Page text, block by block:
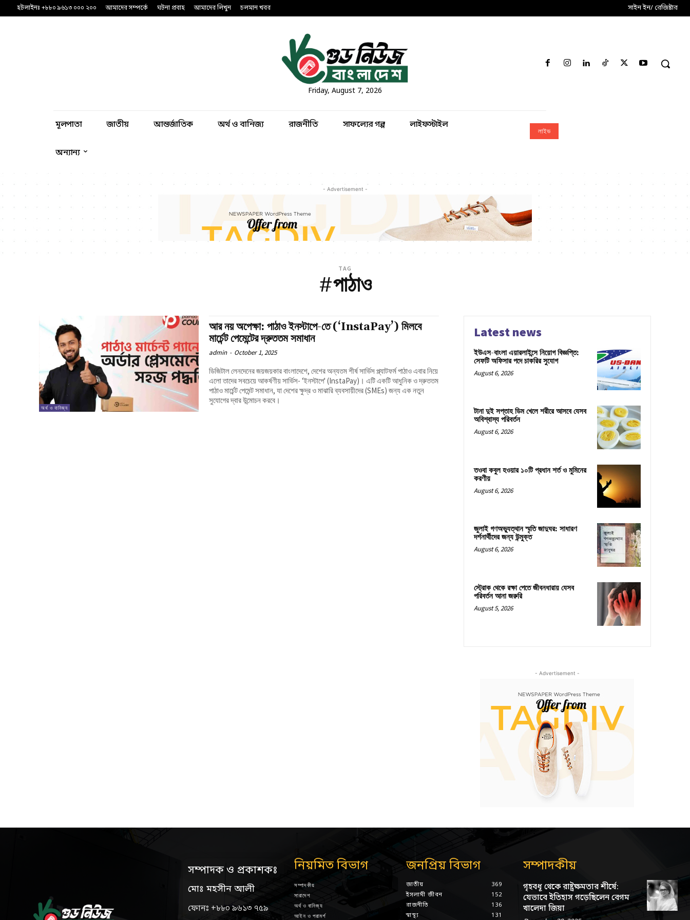
হটলাইনঃ +৮৮০ ৯৬১৩ ০০০ ২০০ আমাদের সম্পর্কে ঘটনা প্রবাহ আমাদের লিখুন চলমান খবর সাইন ইন/ রেজিষ্টার
Friday, August 7, 2026
মূলপাতা জাতীয় আন্তর্জাতিক অর্থ ও বানিজ্য রাজনীতি সাফল্যের গল্প লাইফস্টাইল
অন্যান্য
লাইভ
- Advertisement -
TAG
#পাঠাও
অর্থ ও বানিজ্য
আর নয় অপেক্ষা: পাঠাও ইনস্টাপে-তে (‘InstaPay’) মিলবে
মার্চেন্ট পেমেন্টের দ্রুততম সমাধান
admin - October 1, 2025
ডিজিটাল লেনদেনের জয়জয়কার বাংলাদেশে, দেশের অন্যতম শীর্ষ সার্ভিস প্ল্যাটফর্ম পাঠাও এবার নিয়ে
এলো তাদের সবচেয়ে আকর্ষণীয় সার্ভিস- 'ইনস্টাপে' (InstaPay)। এটি একটি আধুনিক ও দ্রুততম
পাঠাও মার্চেন্ট পেমেন্ট সমাধান, যা দেশের ক্ষুদ্র ও মাঝারি ব্যবসায়ীদের (SMEs) জন্য এক নতুন
সুযোগের দ্বার উন্মোচন করবে।
Latest news
ইউএস-বাংলা এয়ারলাইন্সে নিয়োগ বিজ্ঞপ্তি:
সেফটি অফিসার পদে চাকরির সুযোগ
August 6, 2026
টানা দুই সপ্তাহ ডিম খেলে শরীরে আসবে যেসব
অবিশ্বাস্য পরিবর্তন
August 6, 2026
তওবা কবুল হওয়ার ১০টি প্রধান শর্ত ও মুমিনের
করণীয়
August 6, 2026
জুলাই গণঅভ্যুত্থান স্মৃতি জাদুঘর: সাধারণ
দর্শনার্থীদের জন্য উন্মুক্ত
August 6, 2026
স্ট্রোক থেকে রক্ষা পেতে জীবনধারায় যেসব
পরিবর্তন আনা জরুরি
August 5, 2026
- Advertisement -
সম্পাদক ও প্রকাশকঃ
মোঃ মহসীন আলী
ফোনঃ +৮৮০ ৯৬১৩ ৭৫৯
নিয়মিত বিভাগ
সম্পাদকীয়
সারাদেশ
অর্থ ও বানিজ্য
আইন ও পরামর্শ
জনপ্রিয় বিভাগ
জাতীয়
369
ইসলামী জীবন
152
রাজনীতি
136
স্বাস্থ্য
131
সম্পাদকীয়
গৃহবধূ থেকে রাষ্ট্রক্ষমতার শীর্ষে:
যেভাবে ইতিহাস গড়েছিলেন বেগম
খালেদা জিয়া